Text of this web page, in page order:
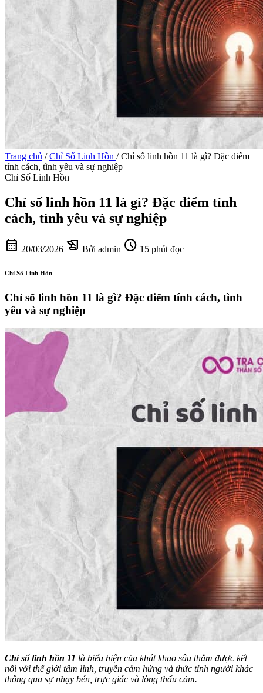
Trang chủ / Chỉ Số Linh Hồn / Chỉ số linh hồn 11 là gì? Đặc điểm
tính cách, tình yêu và sự nghiệp
Chỉ Số Linh Hồn
Chỉ số linh hồn 11 là gì? Đặc điểm tính
cách, tình yêu và sự nghiệp
calendar_month 20/03/2026 history_edu Bởi admin schedule 15 phút đọc
Chỉ Số Linh Hồn
Chỉ số linh hồn 11 là gì? Đặc điểm tính cách, tình
yêu và sự nghiệp
Chỉ số linh hồn 11 là biểu hiện của khát khao sâu thẳm được kết
nối với thế giới tâm linh, truyền cảm hứng và thức tỉnh người khác
thông qua sự nhạy bén, trực giác và lòng thấu cảm.